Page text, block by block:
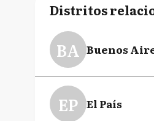
Distritos
BA Buenos
EP El País